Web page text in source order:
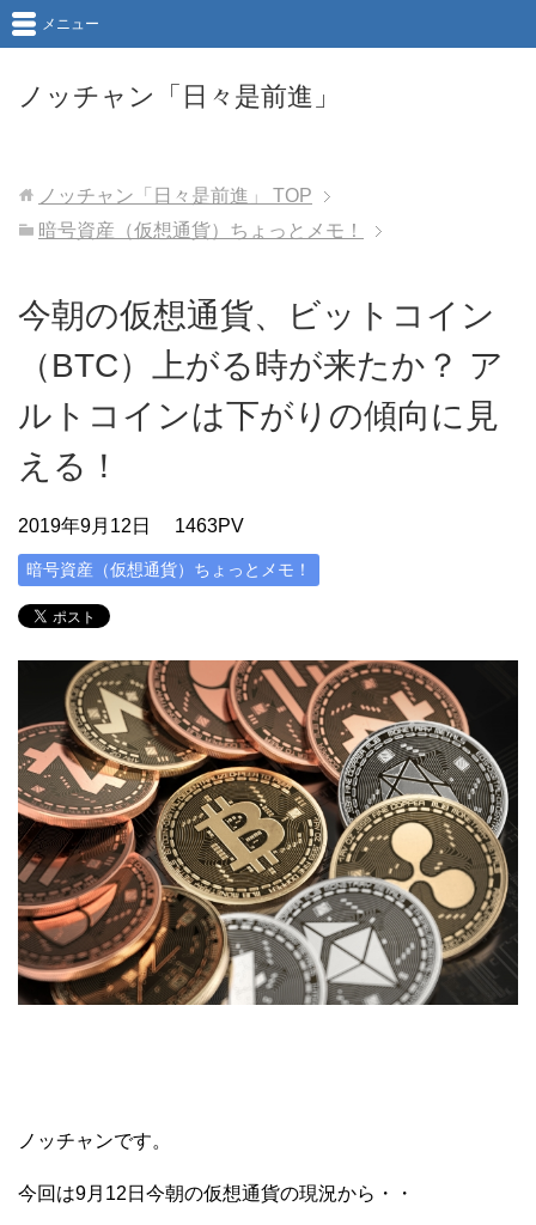
ノッチャン「日々是前進」
メニュー
ノッチャン「日々是前進」
TOP
暗号資産（仮想通貨）ちょっとメモ！
今朝の仮想通貨、ビットコイン
（BTC）上がる時が来たか？ ア
ルトコインは下がりの傾向に見
える！
2019年9月12日 1463PV
暗号資産（仮想通貨）ちょっとメモ！
ノッチャンです。
今回は9月12日今朝の仮想通貨の現況から・・